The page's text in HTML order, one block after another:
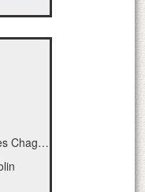
Jean-Jacques Chagnaud